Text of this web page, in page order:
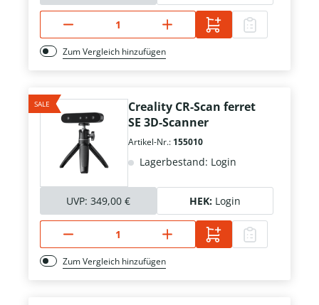
Zum Vergleich hinzufügen
SALE
Creality CR-Scan ferret
SE 3D-Scanner
Artikel-Nr.: 155010
Lagerbestand: Login
UVP: 349,00 € HEK: Login
Zum Vergleich hinzufügen